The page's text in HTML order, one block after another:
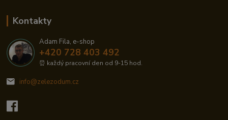
Kontakty
Adam Fila, e-shop
+420 728 403 492
⏰ každý pracovní den od 9-15 hod.
info@zelezodum.cz